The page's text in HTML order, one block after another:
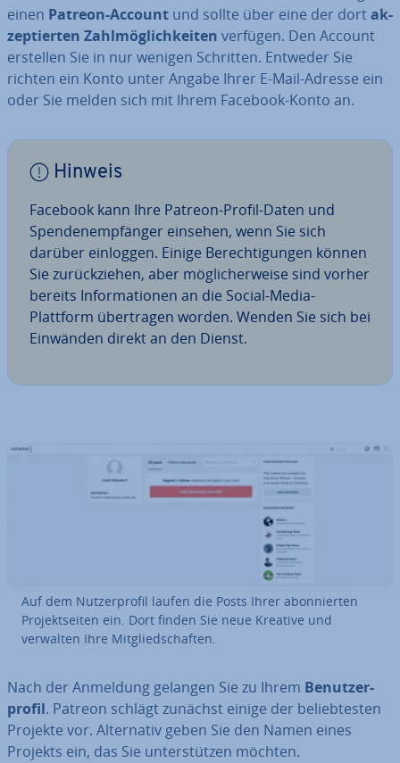
einen Patreon-Account und sollte über eine der dortak­
zep­tier­ten Zahl­mög­lich­kei­ten verfügen. Den Account
erstellen Sie in nur wenigen Schritten. Entweder Sie
richten ein Konto unter Angabe Ihrer E-Mail-Adresse ein
oder Sie melden sich mit Ihrem Facebook-Konto an.
Hinweis
Facebook kann Ihre Patreon-Profil-Daten und
Spen­den­emp­fän­ger einsehen, wenn Sie sich
darüber einloggen. Einige Be­rech­ti­gun­gen können
Sie zu­rück­zie­hen, aber mög­li­cher­wei­se sind vorher
bereits In­for­ma­tio­nen an die Social-Media-
Plattform über­tra­gen worden. Wenden Sie sich bei
Einwänden direkt an den Dienst.
Auf dem Nut­zer­pro­fil laufen die Posts Ihrer abon­nier­ten
Pro­jekt­sei­ten ein. Dort finden Sie neue Kreative und
verwalten Ihre Mit­glied­schaf­ten.
Nach der Anmeldung gelangen Sie zu Ihrem Be­nut­zer­
pro­fil. Patreon schlägt zunächst einige der be­lieb­tes­ten
Projekte vor. Al­ter­na­tiv geben Sie den Namen eines
Projekts ein, das Sie un­ter­stüt­zen möchten.